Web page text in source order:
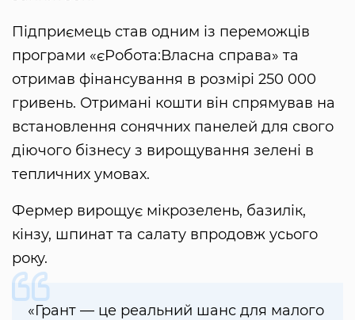
Підприємець став одним із переможців
програми «єРобота:Власна справа» та
отримав фінансування в розмірі 250 000
гривень. Отримані кошти він спрямував на
встановлення сонячних панелей для свого
діючого бізнесу з вирощування зелені в
тепличних умовах.
Фермер вирощує мікрозелень, базилік,
кінзу, шпинат та салату впродовж усього
року.
«Грант — це реальний шанс для малого